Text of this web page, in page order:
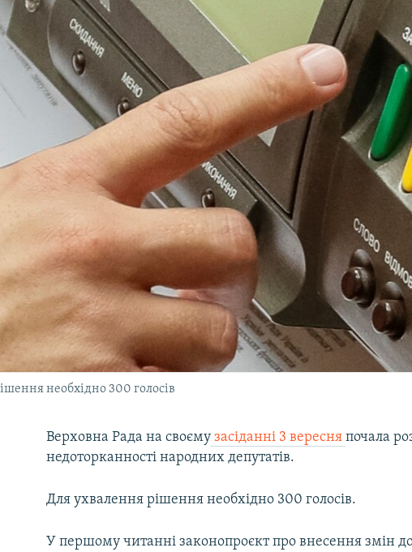
необхідно 300 голосів
Верховна Рада на своєму засіданні 3 вересняпочала
недоторканності народних депутатів.
Для ухвалення рішення необхідно 300 голосів.
У першому читанні законопроєкт про внесення змін до